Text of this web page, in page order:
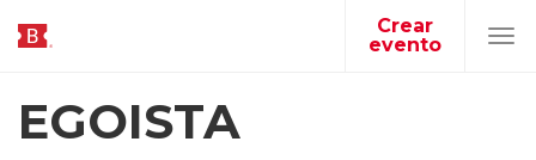
Crear
evento
EGOISTA